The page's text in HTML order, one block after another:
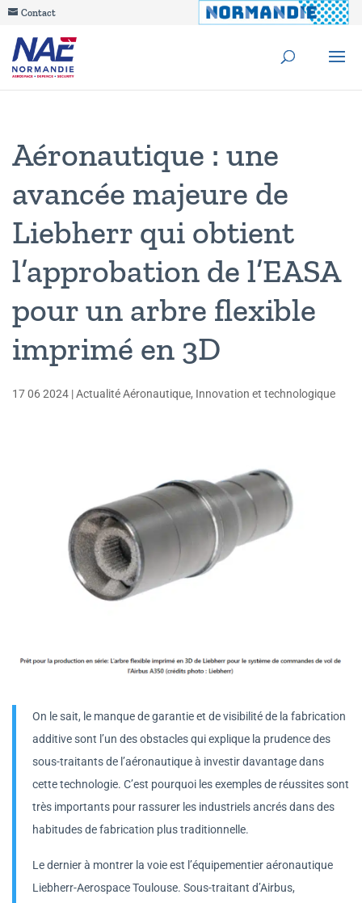
Contact
Aéronautique : une
avancée majeure de
Liebherr qui obtient
l’approbation de l’EASA
pour un arbre flexible
imprimé en 3D
17 06 2024 |Actualité Aéronautique, Innovation et technologique
On le sait, le manque de garantie et de visibilité de la fabrication
additive sont l’un des obstacles qui explique la prudence des
sous-traitants de l’aéronautique à investir davantage dans
cette technologie. C’est pourquoi les exemples de réussites sont
très importants pour rassurer les industriels ancrés dans des
habitudes de fabrication plus traditionnelle.
Le dernier à montrer la voie est l’équipementier aéronautique
Liebherr-Aerospace Toulouse. Sous-traitant d’Airbus,